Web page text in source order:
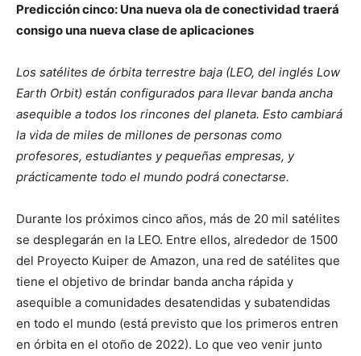
Predicción cinco: Una nueva ola de conectividad traerá
consigo una nueva clase de aplicaciones
Los satélites de órbita terrestre baja (LEO, del inglés Low
Earth Orbit) están configurados para llevar banda ancha
asequible a todos los rincones del planeta. Esto cambiará
la vida de miles de millones de personas como
profesores, estudiantes y pequeñas empresas, y
prácticamente todo el mundo podrá conectarse.
Durante los próximos cinco años, más de 20 mil satélites
se desplegarán en la LEO. Entre ellos, alrededor de 1500
del Proyecto Kuiper de Amazon, una red de satélites que
tiene el objetivo de brindar banda ancha rápida y
asequible a comunidades desatendidas y subatendidas
en todo el mundo (está previsto que los primeros entren
en órbita en el otoño de 2022). Lo que veo venir junto